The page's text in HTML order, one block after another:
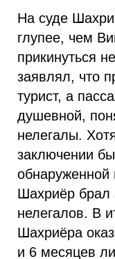
На суде
глупее, чем
прикинуться
заявлял, что
турист, а
душевной,
нелегалы.
заключении
обнаруженной
Шахриёр брал
нелегалов. В
Шахриёра
и 6 месяцев